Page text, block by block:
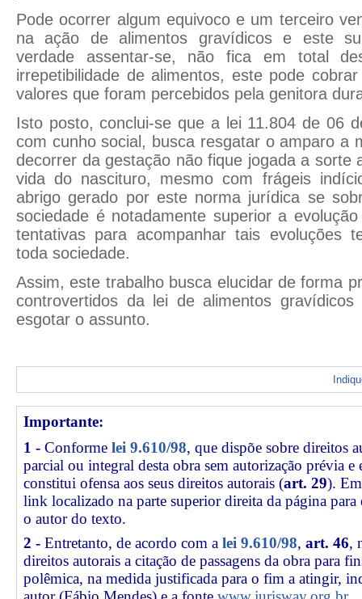
Pode ocorrer algum equivoco e um terceiro
na ação de alimentos gravídicos e este
verdade assentar-se, não fica em total
irrepetibilidade de alimentos, este pode
valores que foram percebidos pela genitora
Isto posto, conclui-se que a lei 11.804 de 06
com cunho social, busca resgatar o amparo a
decorrer da gestação não fique jogada a sorte
vida do nascituro, mesmo com frágeis
abrigo gerado por este norma jurídica se
sociedade é notadamente superior a
tentativas para acompanhar tais evoluções
toda sociedade.
Assim, este trabalho busca elucidar de forma
controvertidos da lei de alimentos
esgotar o assunto.
Importante:
1 - Conforme lei 9.610/98, que dispõe sobre direitos
parcial ou integral desta obra sem autorização prévia e
constitui ofensa aos seus direitos autorais (art. 29).
link localizado na parte superior direita da página
o autor do texto.
2 - Entretanto, de acordo com a lei 9.610/98, art. 46,
direitos autorais a citação de passagens da obra para
polêmica, na medida justificada para o fim a atingir,